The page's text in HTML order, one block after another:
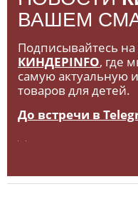
ВАШЕМ
Подписывайтесь на
КИНДЕРINFO, где
самую актуальную
товаров для детей.
До встречи в